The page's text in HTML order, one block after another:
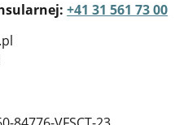
+41 31 561 73 00